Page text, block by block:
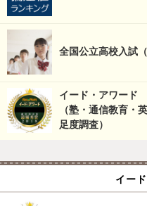
全国公立高校入試
イード・アワード
（塾・通信教育・
足度調査）
イー